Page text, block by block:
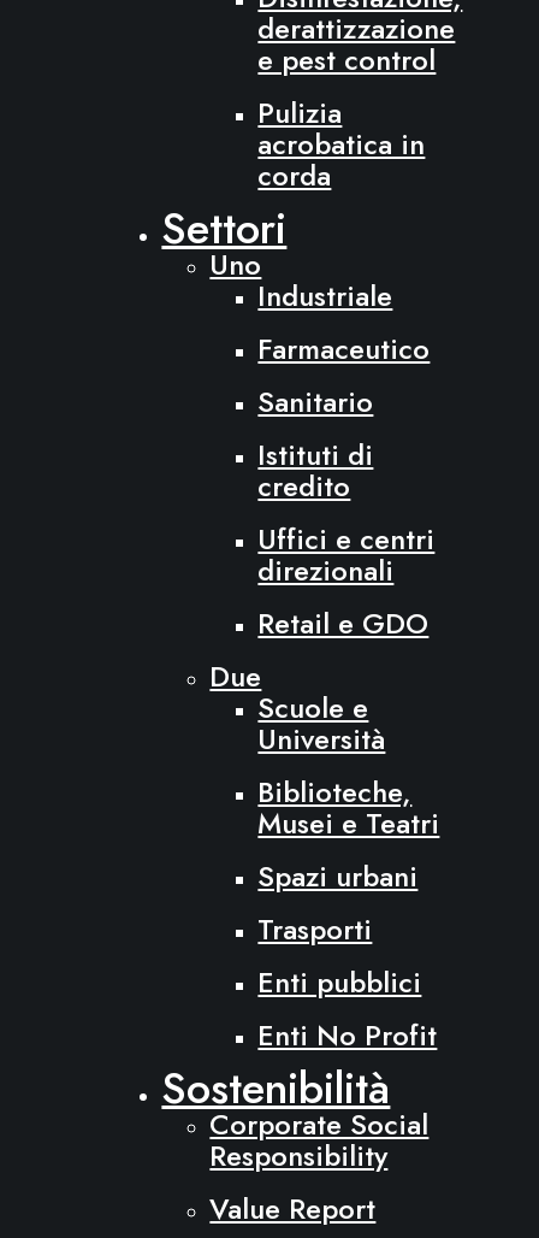
derattizzazione
e pest control
Pulizia
acrobatica in
corda
Settori
Uno
Industriale
Farmaceutico
Sanitario
Istituti di
credito
Uffici e centri
direzionali
Retail e GDO
Due
Scuole e
Università
Biblioteche,
Musei e Teatri
Spazi urbani
Trasporti
Enti pubblici
Enti No Profit
Sostenibilità
Corporate Social
Responsibility
Value Report